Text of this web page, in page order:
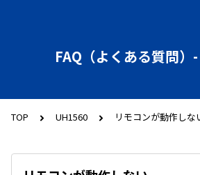
FAQ（よくある質問
TOP UH1560 リモコンが動作しな